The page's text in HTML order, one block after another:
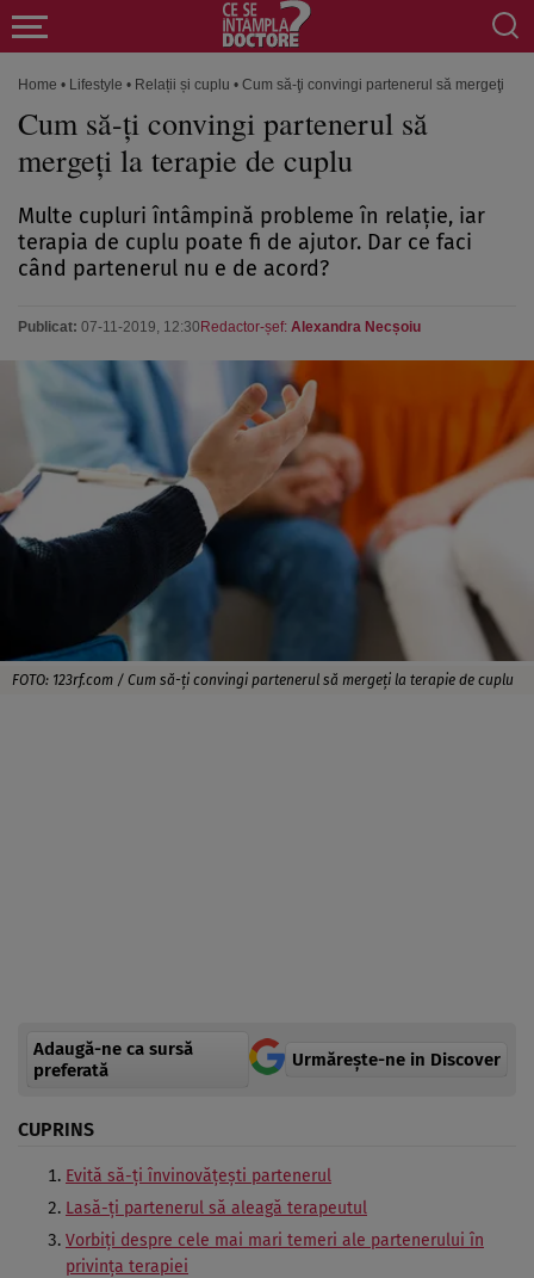
Home • Lifestyle • Relații și cuplu • Cum să-ţi convingi partenerul să mergeţi la
Cum să-ţi convingi partenerul să
mergeţi la terapie de cuplu
Multe cupluri întâmpină probleme în relaţie, iar
terapia de cuplu poate fi de ajutor. Dar ce faci
când partenerul nu e de acord?
Publicat: 07-11-2019, 12:30 Redactor-șef: Alexandra Necșoiu
FOTO: 123rf.com / Cum să-ţi convingi partenerul să mergeţi la terapie de cuplu
Adaugă-ne ca sursă
preferată
Urmărește-ne in Discover
CUPRINS
Evită să-ţi învinovăţeşti partenerul
Lasă-ţi partenerul să aleagă terapeutul
Vorbiţi despre cele mai mari temeri ale partenerului în
privinţa terapiei